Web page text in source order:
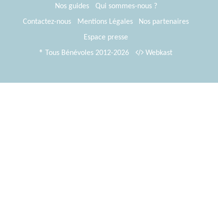
Nos guides
Qui sommes-nous ?
Contactez-nous
Mentions Légales
Nos partenaires
Espace presse
® Tous Bénévoles 2012-2026
Webkast